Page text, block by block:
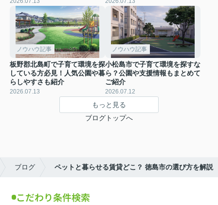
ノウハウ記事
板野郡北島町で子育て環境を探
している方必見！人気公園や暮
らしやすさも紹介
2026.07.13
ノウハウ記事
小松島市で子育て環境を探すな
ら？公園や支援情報もまとめて
ご紹介
2026.07.12
もっと見る
ブログトップへ
ブログ ペットと暮らせる賃貸どこ？ 徳島市の選び方を解説
こだわり条件検索